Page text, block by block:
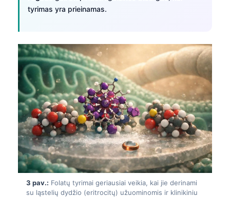
tyrimas yra prieinamas.
3 pav.: Folatų tyrimai geriausiai veikia, kai jie derinami
su ląstelių dydžio (eritrocitų) užuominomis ir klinikiniu